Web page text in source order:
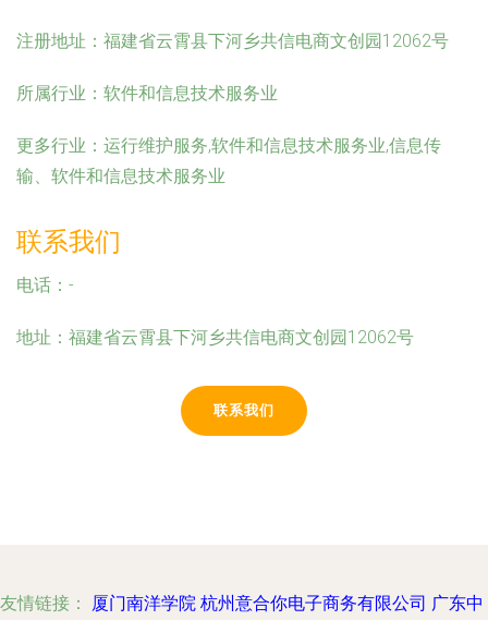
注册地址： 福建省云霄县下河乡共信电商文创园12062号
所属行业： 软件和信息技术服务业
更多行业： 运行维护服务,软件和信息技术服务业,信息传
输、软件和信息技术服务业
联系我们
电话：-
地址：福建省云霄县下河乡共信电商文创园12062号
联系我们
友情链接： 厦门南洋学院 杭州意合你电子商务有限公司 广东中